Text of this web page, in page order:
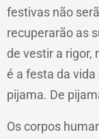
festivas não
recuperarão as
de vestir a rigor,
é a festa da
pijama. De
Os corpos